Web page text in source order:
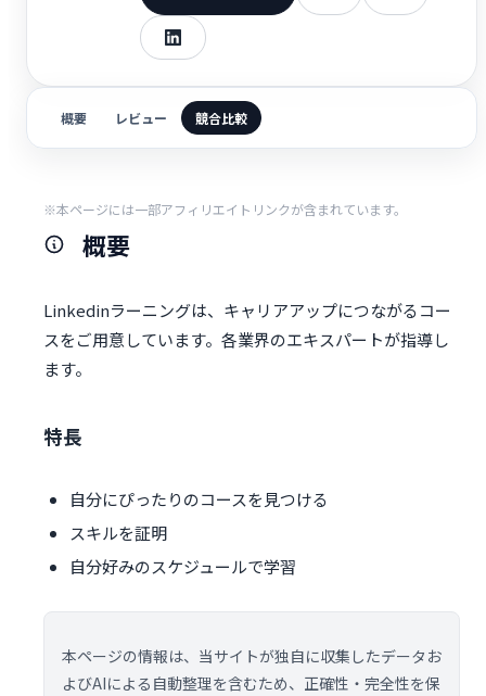
概要 レビュー 競合比較
※本ページには一部アフィリエイトリンクが含まれています。
概要
Linkedinラーニングは、キャリアアップにつながるコー
スをご用意しています。各業界のエキスパートが指導し
ます。
特長
自分にぴったりのコースを見つける
スキルを証明
自分好みのスケジュールで学習
本ページの情報は、当サイトが独自に収集したデータお
よびAIによる自動整理を含むため、正確性・完全性を保